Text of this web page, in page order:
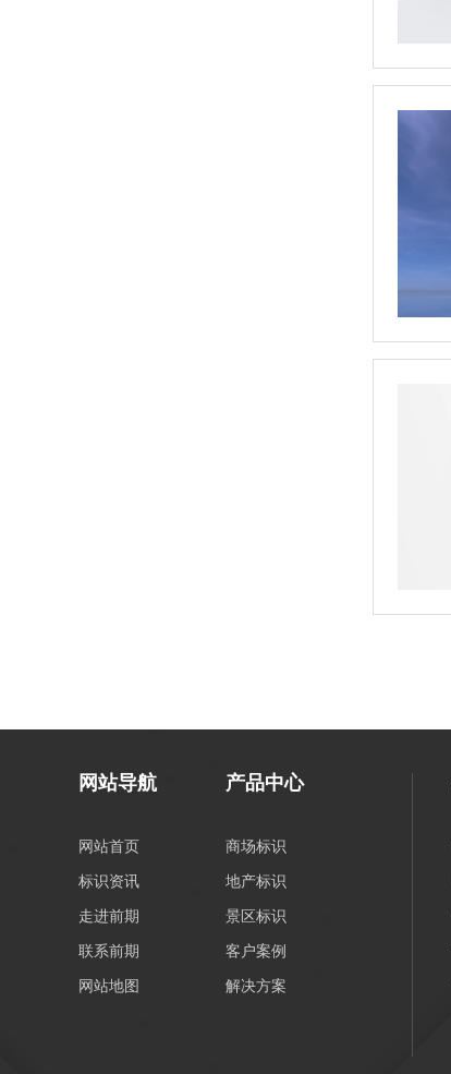
网站导航
网站首页
标识资讯
走进前期
联系前期
网站地图
产品中心
商场标识
地产标识
景区标识
客户案例
解决方案